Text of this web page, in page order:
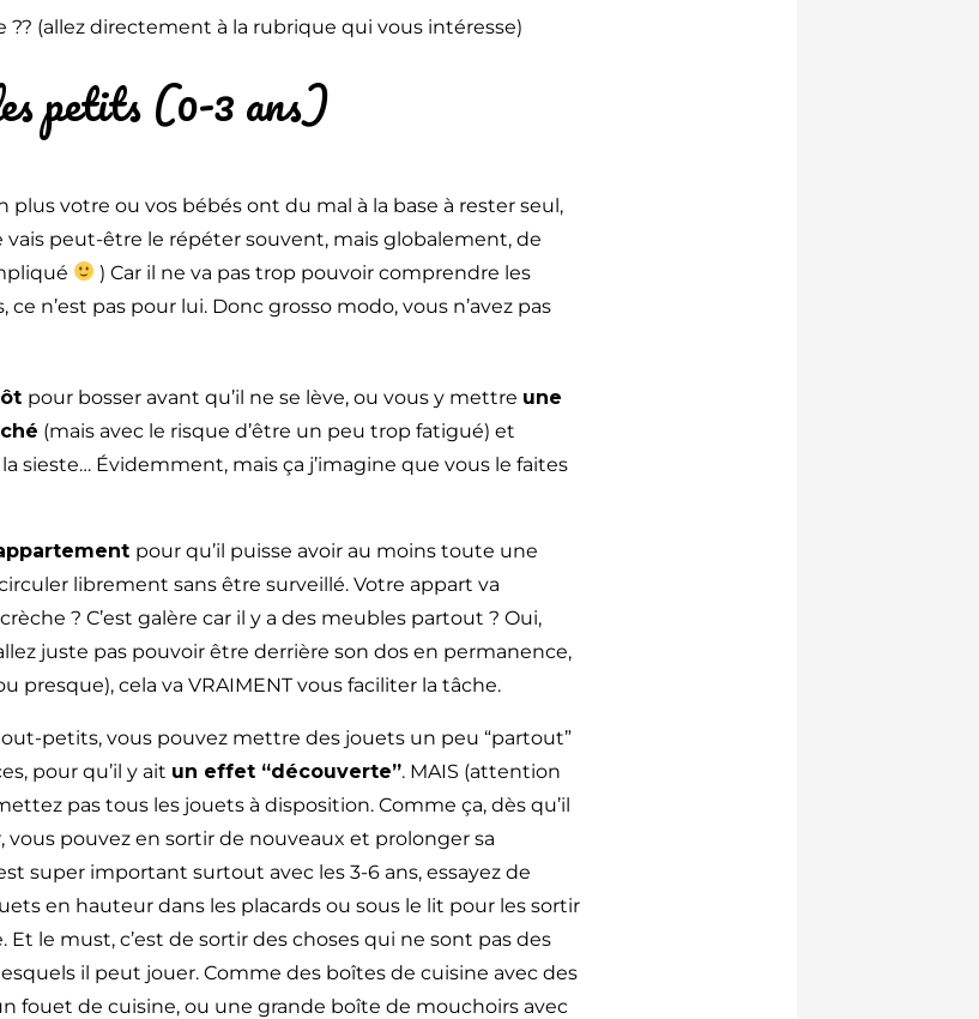
?? (allez directement à la rubrique qui vous intéresse)
petits (0-3 ans)
plus votre ou vos bébés ont du mal à la base à rester seul,
vais peut-être le répéter souvent, mais globalement, de
) Car il ne va pas trop pouvoir comprendre les
ce n’est pas pour lui. Donc grosso modo, vous n’avez pas
pour bosser avant qu’il ne se lève, ou vous y mettre une
(mais avec le risque d’être un peu trop fatigué) et
sieste… Évidemment, mais ça j’imagine que vous le faites
pour qu’il puisse avoir au moins toute une
librement sans être surveillé. Votre appart va
? C’est galère car il y a des meubles partout ? Oui,
juste pas pouvoir être derrière son dos en permanence,
presque), cela va VRAIMENT vous faciliter la tâche.
petits, vous pouvez mettre des jouets un peu “partout”
pour qu’il y ait un effet “découverte”. MAIS (attention
pas tous les jouets à disposition. Comme ça, dès qu’il
vous pouvez en sortir de nouveaux et prolonger sa
super important surtout avec les 3-6 ans, essayez de
en hauteur dans les placards ou sous le lit pour les sortir
Et le must, c’est de sortir des choses qui ne sont pas des
il peut jouer. Comme des boîtes de cuisine avec des
fouet de cuisine, ou une grande boîte de mouchoirs avec